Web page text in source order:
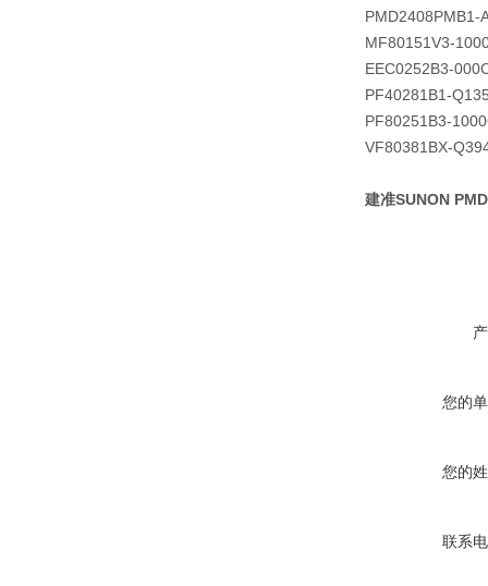
PMD2408PMB1-
MF80151V3-
EEC0252B3-
PF40281B1-
PF80251B3-
VF80381BX-
建准SUNON
您的
您的
联系